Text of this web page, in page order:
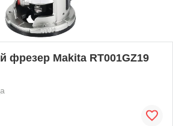
фрезер Makita RT001GZ19